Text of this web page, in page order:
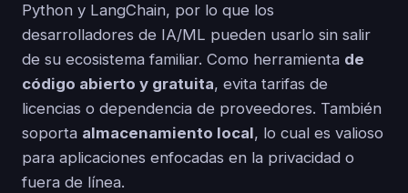
Python y LangChain, por lo que los
desarrolladores de IA/ML pueden usarlo sin salir
de su ecosistema familiar. Como herramienta de
código abierto y gratuita, evita tarifas de
licencias o dependencia de proveedores. También
soporta almacenamiento local, lo cual es valioso
para aplicaciones enfocadas en la privacidad o
fuera de línea.